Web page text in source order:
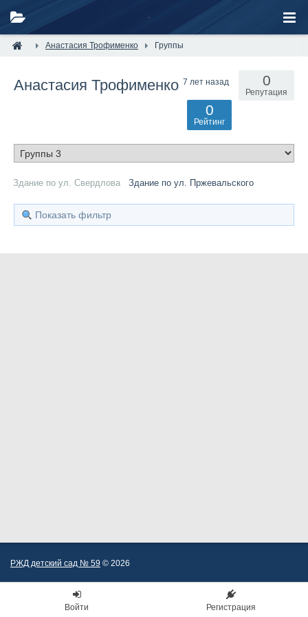
Анастасия Трофименко Группы
Анастасия Трофименко 7 лет назад 0
Репутация
0
Рейтинг
Здание по ул. Свердлова Здание по ул. Пржевальского
Показать фильтр
РЖД детский сад № 59 © 2026
Войти Регистрация